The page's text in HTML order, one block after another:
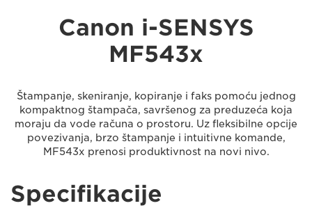
Canon i-SENSYS
MF543x
Štampanje, skeniranje, kopiranje i faks pomoću jednog
kompaktnog štampača, savršenog za preduzeća koja
moraju da vode računa o prostoru. Uz fleksibilne opcije
povezivanja, brzo štampanje i intuitivne komande,
MF543x prenosi produktivnost na novi nivo.
Specifikacije